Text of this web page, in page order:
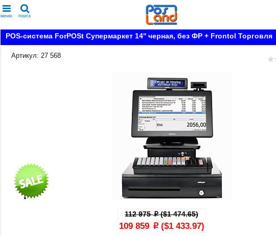
меню поиск
POS-система ForPOSt Супермаркет 14'' черная, без ФР + Frontol Торговля
Артикул: 27 568
112 975p($1 474.65)
109 859 p($1 433.97)